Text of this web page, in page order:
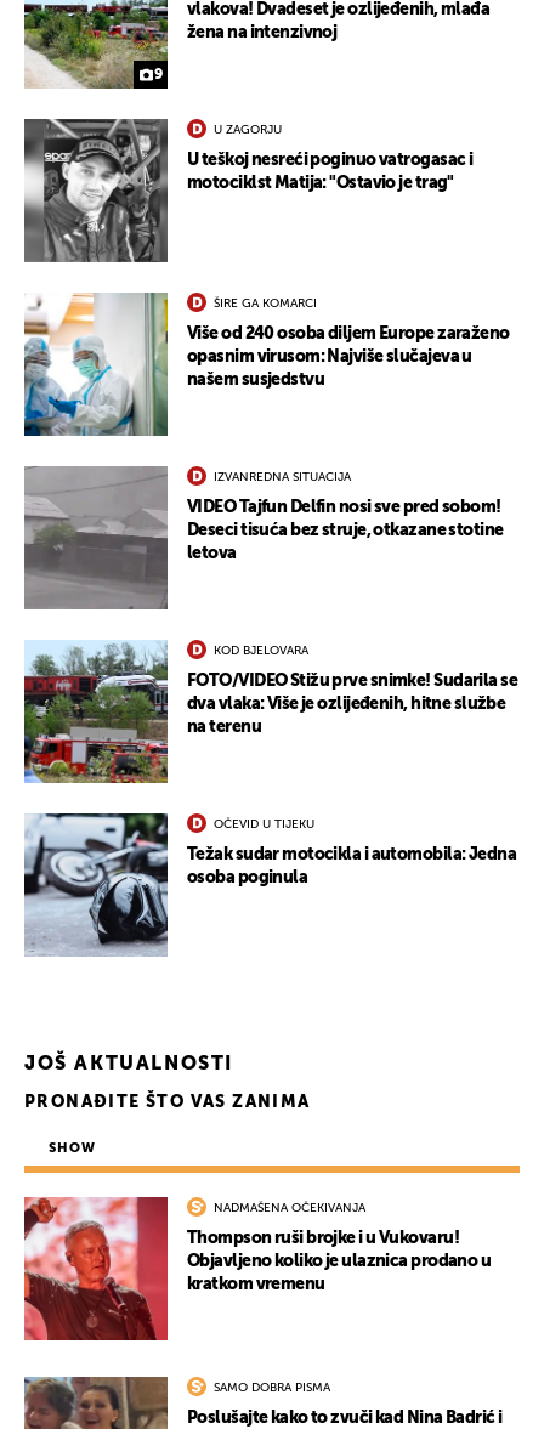
9
vlakova! Dvadeset je ozlijeđenih, mlađa
žena na intenzivnoj
U ZAGORJU
U teškoj nesreći poginuo vatrogasac i
motociklst Matija: "Ostavio je trag"
ŠIRE GA KOMARCI
Više od 240 osoba diljem Europe zaraženo
opasnim virusom: Najviše slučajeva u
našem susjedstvu
IZVANREDNA SITUACIJA
VIDEO Tajfun Delfin nosi sve pred sobom!
Deseci tisuća bez struje, otkazane stotine
letova
KOD BJELOVARA
FOTO/VIDEO Stižu prve snimke! Sudarila se
dva vlaka: Više je ozlijeđenih, hitne službe
na terenu
OČEVID U TIJEKU
Težak sudar motocikla i automobila: Jedna
osoba poginula
JOŠ AKTUALNOSTI
PRONAĐITE ŠTO VAS ZANIMA
SHOW
NADMAŠENA OČEKIVANJA
Thompson ruši brojke i u Vukovaru!
Objavljeno koliko je ulaznica prodano u
kratkom vremenu
SAMO DOBRA PISMA
Poslušajte kako to zvuči kad Nina Badrić i